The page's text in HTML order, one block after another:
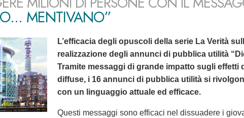
MENTIVANO”
L’efficacia degli opuscoli della serie La Verità
realizzazione degli annunci di pubblica utilità
Tramite messaggi di grande impatto sugli effetti
diffuse, i 16 annunci di pubblica utilità si
con un linguaggio attuale ed efficace.
Questi messaggi sono efficaci nel dissuadere i